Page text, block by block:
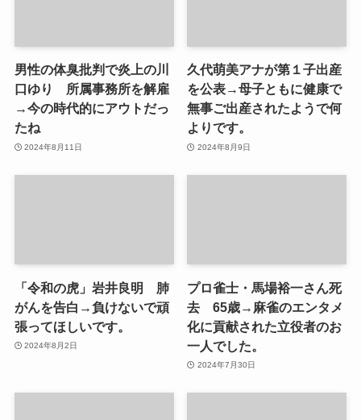
男性の体臭批判で炎上の川
口ゆり 所属事務所を解雇
→今の時代的にアウトだっ
たね
2024年8月11日
久代萌美アナが第１子出産
を公表→母子ともに健康で
無事ご出産されたようで何
よりです。
2024年8月9日
「令和の虎」岩井良明 肺
がんを告白→負けないで頑
張ってほしいです。
2024年8月2日
プロ雀士・馬場裕一さん死
去 65歳→麻雀のエンタメ
化に貢献された立役者のお
一人でした。
2024年7月30日